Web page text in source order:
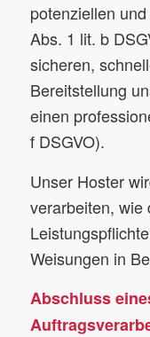
potenziellen
Abs. 1 lit. b
sicheren,
Bereitstellung
einen
f DSGVO).
Unser Hoster
verarbeiten, wie
Weisungen in
Abschluss